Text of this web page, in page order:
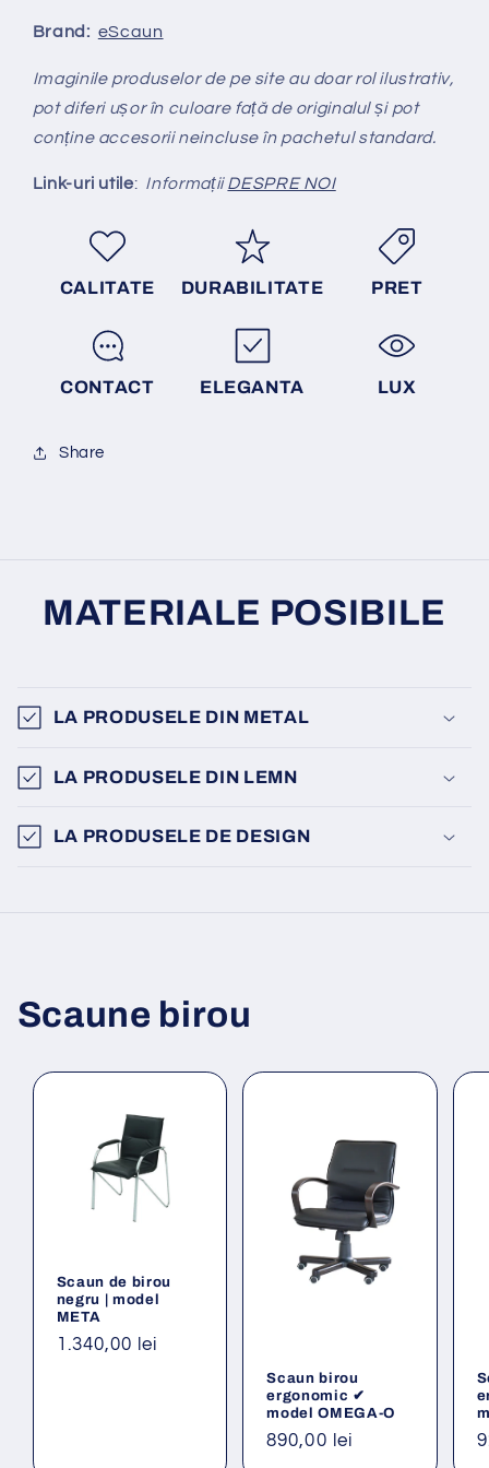
Brand: eScaun
Imaginile produselor de pe site au doar rol ilustrativ,
pot diferi ușor în culoare față de originalul și pot
conține accesorii neincluse în pachetul standard.
Link-uri utile: InformațiiDESPRE NOI
CALITATE DURABILITATE PRET
CONTACT ELEGANTA LUX
Share
MATERIALE POSIBILE
LA PRODUSELE DIN METAL
LA PRODUSELE DIN LEMN
LA PRODUSELE DE DESIGN
Scaune birou
Scaun de birou
negru | model
META
Preț
1.340,00 lei
Scaun birou
ergonomic ✔
model OMEGA-O
Preț
890,00 lei